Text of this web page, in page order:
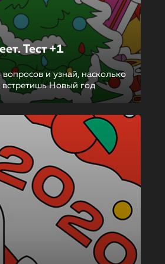
Тест +1
и узнай, насколько
встретишь Новый год